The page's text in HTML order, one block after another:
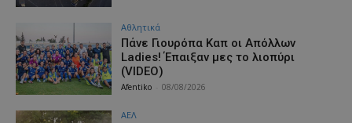
Αθλητικά
Πάνε Γιουρόπα Καπ oι Απόλλων
Ladies! Έπαιξαν μες το λιοπύρι
(VIDEO)
Afentiko 08/08/2026
ΑΕΛ